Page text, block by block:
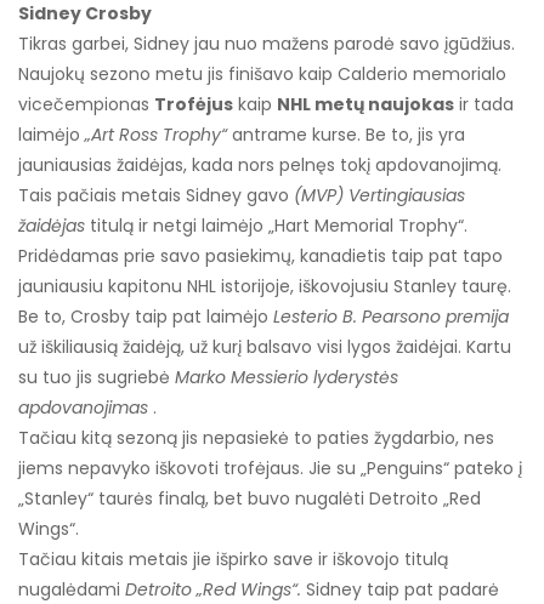
Sidney Crosby
Tikras garbei, Sidney jau nuo mažens parodė savo įgūdžius.
Naujokų sezono metu jis finišavo kaip Calderio memorialo
vicečempionas Trofėjus kaip NHL metų naujokas ir tada
laimėjo„Art Ross Trophy“antrame kurse. Be to, jis yra
jauniausias žaidėjas, kada nors pelnęs tokį apdovanojimą.
Tais pačiais metais Sidney gavo (MVP) Vertingiausias
žaidėjas titulą ir netgi laimėjo „Hart Memorial Trophy“.
Pridėdamas prie savo pasiekimų, kanadietis taip pat tapo
jauniausiu kapitonu NHL istorijoje, iškovojusiu Stanley taurę.
Be to, Crosby taip pat laimėjo Lesterio B. Pearsono premija
už iškiliausią žaidėją, už kurį balsavo visi lygos žaidėjai. Kartu
su tuo jis sugriebė Marko Messierio lyderystės
apdovanojimas .
Tačiau kitą sezoną jis nepasiekė to paties žygdarbio, nes
jiems nepavyko iškovoti trofėjaus. Jie su „Penguins“ pateko į
„Stanley“ taurės finalą, bet buvo nugalėti Detroito „Red
Wings“.
Tačiau kitais metais jie išpirko save ir iškovojo titulą
nugalėdami Detroito „Red Wings“. Sidney taip pat padarė